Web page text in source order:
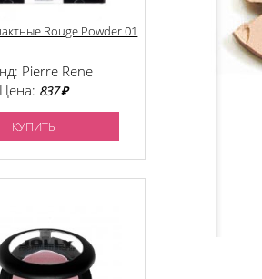
Rouge Powder 01
Pierre Rene
Цена: 837 ₽
КУПИТЬ